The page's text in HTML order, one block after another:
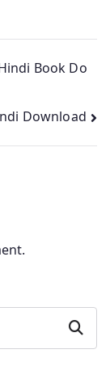
Book Do
Download
Search